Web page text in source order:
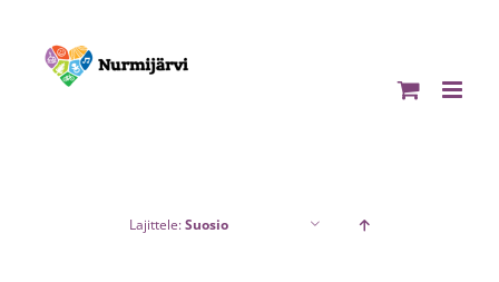
content
Lajittele:Suosio